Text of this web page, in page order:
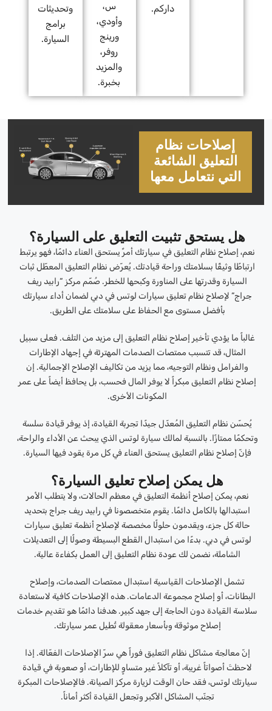
داركم.
س،
وأودي،
ورينج
روفر،
والمزيد
بخبرة.
وتحديثات
برامج
السيارة.
إصلاحات نظام
التعليق الشائعة
التي نتعامل معها
هل يستحق تثبيت التعليق على السيارة؟
نعم، إصلاح نظام التعليق في سيارتك أمرٌ يستحق العناء دائمًا، فهو يرتبط
ارتباطًا وثيقًا بسلامتك وراحة قيادتك. يُعرّض نظام التعليق المعطّل ثبات
السيارة وقدرتها على المناورة وكبحها للخطر. صُمّم مركز “رابيد ريف
جراج” لإصلاح نظام تعليق سيارات لوتس في دبي لضمان أداء سيارتك
بأفضل مستوى مع الحفاظ على سلامتك على الطريق.
غالباً ما يؤدي تأخير إصلاح نظام التعليق إلى مزيد من التلف. فعلى سبيل
المثال، قد تتسبب ممتصات الصدمات المهترئة في إجهاد الإطارات
والفرامل ونظام التوجيه، مما يزيد من تكاليف الإصلاح الإجمالية. إن
إصلاح نظام التعليق مبكراً لا يوفر المال فحسب، بل يحافظ أيضاً على عمر
المكونات الأخرى.
يُحسّن نظام التعليق المُعدّل جيدًا تجربة القيادة، إذ يوفر قيادة سلسة
وتحكمًا ممتازًا. بالنسبة لمالك سيارة لوتس الذي يبحث عن الأداء والراحة،
فإنّ إصلاح نظام التعليق يستحق العناء في كل مرة يقود فيها السيارة.
هل يمكن إصلاح تعليق السيارة؟
نعم، يمكن إصلاح أنظمة التعليق في معظم الحالات، ولا يتطلب الأمر
استبدالها بالكامل دائمًا. يقوم متخصصونا في رابيد ريف جراج بتحديد
حالة كل جزء، ويقدمون حلولًا مخصصة لإصلاح أنظمة تعليق سيارات
لوتس في دبي. بدءًا من استبدال القطع البسيطة وصولًا إلى التعديلات
الشاملة، نضمن لك عودة نظام التعليق إلى العمل بكفاءة عالية.
تشمل الإصلاحات القياسية استبدال ممتصات الصدمات، وإصلاح
البطانات، أو إصلاح مجموعة الدعامات. هذه الإصلاحات كافية لاستعادة
سلاسة القيادة دون الحاجة إلى جهد كبير. هدفنا دائمًا هو تقديم خدمات
إصلاح موثوقة وبأسعار معقولة تُطيل عمر سيارتك.
إنّ معالجة مشاكل نظام التعليق فوراً هي سرّ الإصلاحات الفعّالة. إذا
لاحظتَ أصواتاً غريبة، أو تآكلاً غير متساوٍ للإطارات، أو صعوبة في قيادة
سيارتك لوتس، فقد حان الوقت لزيارة مركز الصيانة. فالإصلاحات المبكرة
تجنّب المشاكل الأكبر وتجعل القيادة أكثر أماناً.